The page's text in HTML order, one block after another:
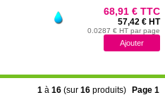
68,91 € TTC
57,42 € HT
0.0287 € HT par page
1 à 16 (sur 16 produits) Page 1